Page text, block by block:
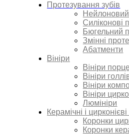
Протезування зубів
Силіконові
Бюгельний
Змінні
Абатменти
Вініри
Вініри
Вініри
Вініри
Вініри
Люмініри
Керамічні і
Коронки
Коронки